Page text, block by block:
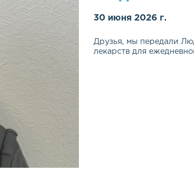
30 июня 2026 г.
Друзья, мы передали
лекарств для